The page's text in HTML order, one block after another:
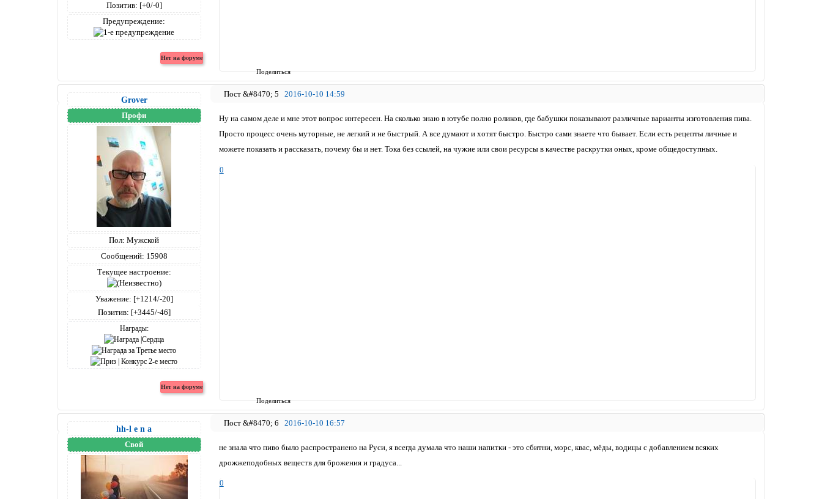
Поделиться
Позитив: [+0/-0]
Предупреждение:
Поделиться
5 2016-10-10 14:59
Grover
Профи
Пол: Мужской
Сообщений: 15908
Текущее настроение:
Уважение: [+1214/-20]
Позитив: [+3445/-46]
Награды:
Ну на самом деле и мне этот вопрос интересен. На сколько знаю в ютубе полно роликов, где бабушки показывают различные варианты изготовления пива.
Просто процесс очень муторные, не легкий и не быстрый. А все думают и хотят быстро. Быстро сами знаете что бывает. Если есть рецепты личные и
можете показать и рассказать, почему бы и нет. Тока без ссылей, на чужие или свои ресурсы в качестве раскрутки оных, кроме общедоступных.
0
6 2016-10-10 16:57
hh-l e n a
Свой
не знала что пиво было распространено на Руси, я всегда думала что наши напитки - это сбитни, морс, квас, мёды, водицы с добавлением всяких
дрожжеподобных веществ для брожения и градуса...
0